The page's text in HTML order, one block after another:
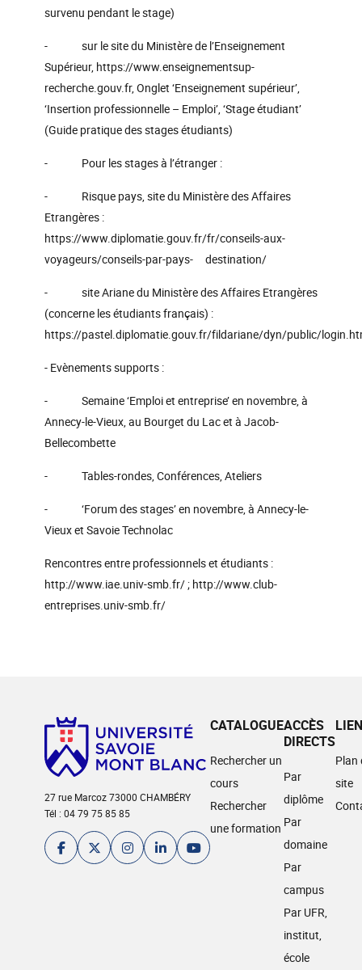
survenu pendant le stage)
- sur le site du Ministère de l’Enseignement
Supérieur, https://www.enseignementsup-
recherche.gouv.fr, Onglet ‘Enseignement supérieur’,
‘Insertion professionnelle – Emploi’, ‘Stage étudiant’
(Guide pratique des stages étudiants)
- Pour les stages à l’étranger :
- Risque pays, site du Ministère des Affaires
Etrangères :
https://www.diplomatie.gouv.fr/fr/conseils-aux-
voyageurs/conseils-par-pays- destination/
- site Ariane du Ministère des Affaires Etrangères
(concerne les étudiants français) :
https://pastel.diplomatie.gouv.fr/fildariane/dyn/public/
- Evènements supports :
- Semaine ‘Emploi et entreprise’ en novembre, à
Annecy-le-Vieux, au Bourget du Lac et à Jacob-
Bellecombette
- Tables-rondes, Conférences, Ateliers
- ‘Forum des stages’ en novembre, à Annecy-le-
Vieux et Savoie Technolac
Rencontres entre professionnels et étudiants :
http://www.iae.univ-smb.fr/ ; http://www.club-
entreprises.univ-smb.fr/
27 rue Marcoz 73000 CHAMBÉRY
Tél : 04 79 75 85 85
CATALOGUE
Rechercher un
cours
Rechercher
une formation
ACCÈS
DIRECTS
Par
diplôme
Par
domaine
Par
campus
Par UFR,
institut,
école
Plan
site